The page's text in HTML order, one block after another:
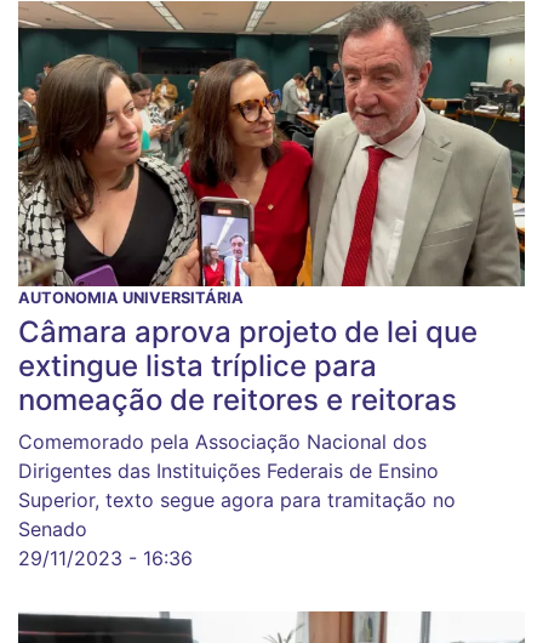
AUTONOMIA UNIVERSITÁRIA
Câmara aprova projeto de lei que
extingue lista tríplice para
nomeação de reitores e reitoras
Comemorado pela Associação Nacional dos
Dirigentes das Instituições Federais de Ensino
Superior, texto segue agora para tramitação no
Senado
29/11/2023 - 16:36